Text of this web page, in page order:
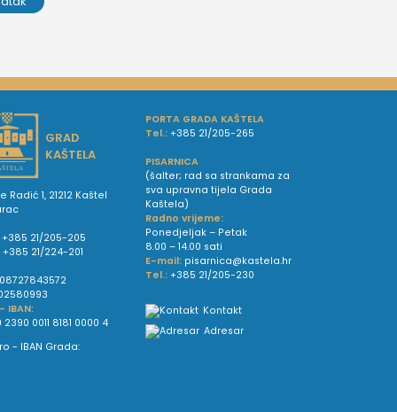
GRAD
KAŠTELA
Radić 1, 21212 Kaštel
+385 21/205-205
+385 21/224-201
IBAN:
2390 0011 8181 0000 4
PORTA GRADA KAŠTELA
Tel.: +385 21/205-265
PISARNICA
(šalter; rad sa strankama za
sva upravna tijela Grada
Kaštela)
Radno vrijeme:
Ponedjeljak – Petak
8.00 – 14.00 sati
E-mail: pisarnica@kastela.hr
Tel.: +385 21/205-230
Kontakt
Adresar